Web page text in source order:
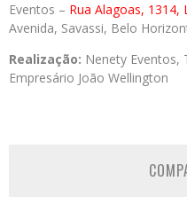
Eventos – Rua Alagoas, 1314,
Avenida, Savassi, Belo
Realização: Nenety Eventos,
Empresário João Wellington